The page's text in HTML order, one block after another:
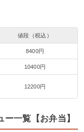
値段（税込）
8400円
10400円
12200円
一覧【お弁当】